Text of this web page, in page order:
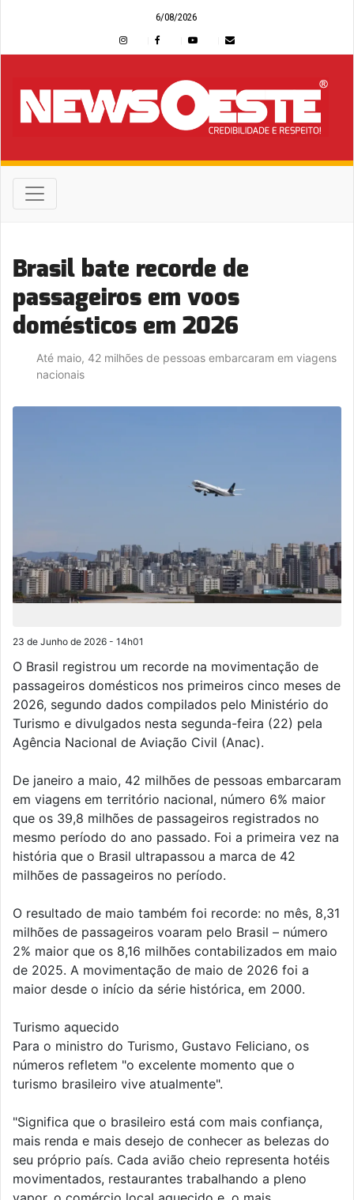
6/08/2026
Brasil bate recorde de
passageiros em voos
domésticos em 2026
Até maio, 42 milhões de pessoas embarcaram em viagens
nacionais
23 de Junho de 2026 - 14h01
O Brasil registrou um recorde na movimentação de
passageiros domésticos nos primeiros cinco meses de
2026, segundo dados compilados pelo Ministério do
Turismo e divulgados nesta segunda-feira (22) pela
Agência Nacional de Aviação Civil (Anac).
De janeiro a maio, 42 milhões de pessoas embarcaram
em viagens em território nacional, número 6% maior
que os 39,8 milhões de passageiros registrados no
mesmo período do ano passado. Foi a primeira vez na
história que o Brasil ultrapassou a marca de 42
milhões de passageiros no período.
O resultado de maio também foi recorde: no mês, 8,31
milhões de passageiros voaram pelo Brasil – número
2% maior que os 8,16 milhões contabilizados em maio
de 2025. A movimentação de maio de 2026 foi a
maior desde o início da série histórica, em 2000.
Turismo aquecido
Para o ministro do Turismo, Gustavo Feliciano, os
números refletem "o excelente momento que o
turismo brasileiro vive atualmente".
"Significa que o brasileiro está com mais confiança,
mais renda e mais desejo de conhecer as belezas do
seu próprio país. Cada avião cheio representa hotéis
movimentados, restaurantes trabalhando a pleno